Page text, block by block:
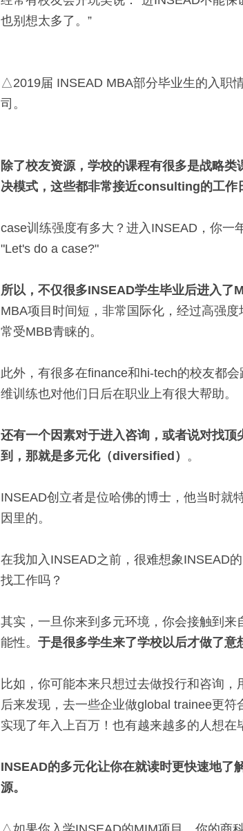
也别想太多了。”
△2019届 INSEAD MBA部分毕业生的入职
司。
除了校友资源，学校的课程有很多是战略
决模式，这些都非常接近consulting的工作
case训练强度有多大？进入INSEAD，你一
"Let's do a case?"
所以，不仅很多INSEAD学生毕业后进入了
MBA项目时间短，非常国际化，经过高强
常受MBB青睐的。
此外，有很多在finance和hi-tech的校友都
维训练也对他们日后在职业上有很大帮助。
还有一个因素对于进入咨询，或者说对找
到，那就是多元化（diversified） 。
INSEAD创立者是位哈佛的博士，他当时就
因里的。
在我加入INSEAD之前，很难想象INSEAD
找工作吗？
其实，一旦你来到多元环境，你会接触到
能性。 于是很多学生来了学校以后才做了意
比如，你可能本来只想过去做投行和咨询
后来发现，去一些企业做global trainee更
实现了年入上百万！也有越来越多的人想在
INSEAD的多元化让你在就读时更快速地了
源。